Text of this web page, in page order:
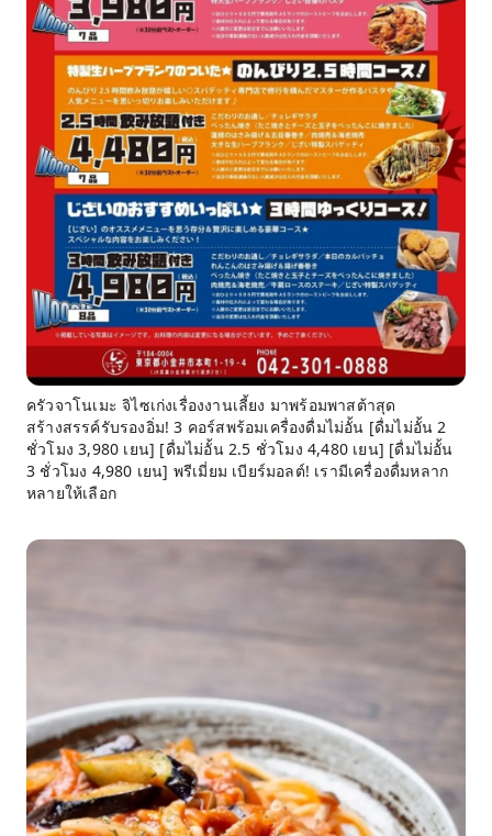
ครัวจาโนเมะ จิไซเก่งเรื่องงานเลี้ยง มาพร้อมพาสต้าสุด
สร้างสรรค์รับรองอิ่ม! 3 คอร์สพร้อมเครื่องดื่มไม่อั้น [ดื่มไม่อั้น 2
ชั่วโมง 3,980 เยน] [ดื่มไม่อั้น 2.5 ชั่วโมง 4,480 เยน] [ดื่มไม่อั้น
3 ชั่วโมง 4,980 เยน] พรีเมี่ยม เบียร์มอลต์! เรามีเครื่องดื่มหลาก
หลายให้เลือก